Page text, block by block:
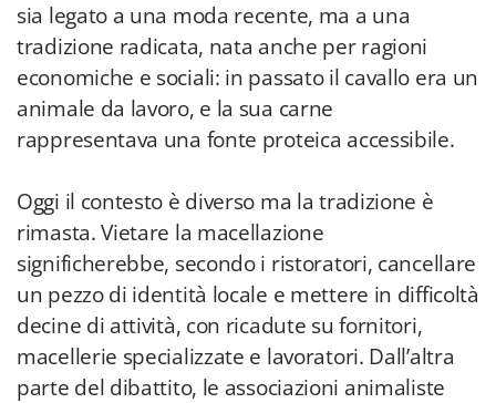
sia legato a una moda recente, ma a una
tradizione radicata, nata anche per ragioni
economiche e sociali: in passato il cavallo era un
animale da lavoro, e la sua carne
rappresentava una fonte proteica accessibile.
Oggi il contesto è diverso ma la tradizione è
rimasta. Vietare la macellazione
significherebbe, secondo i ristoratori, cancellare
un pezzo di identità locale e mettere in difficoltà
decine di attività, con ricadute su fornitori,
macellerie specializzate e lavoratori. Dall’altra
parte del dibattito, le associazioni animaliste